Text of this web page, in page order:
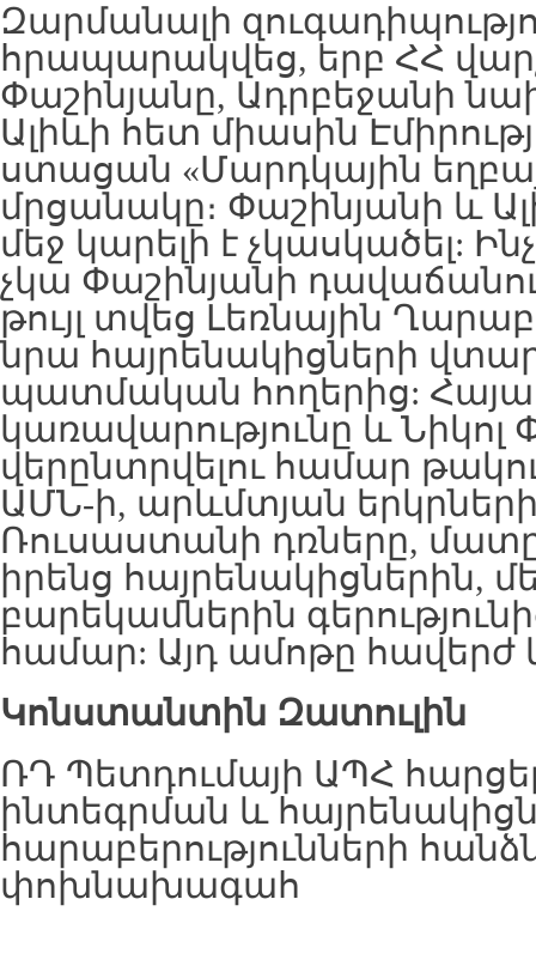
Զարմանալի
հրապարակվեց, երբ ՀՀ
Փաշինյանը, Ադրբեջանի
Ալիևի հետ միասին
ստացան «Մարդկային
մրցանակը։ Փաշինյանի և
մեջ կարելի է չկասկածել:
չկա Փաշինյանի
թույլ տվեց Լեռնային
նրա հայրենակիցների
պատմական հողերից:
կառավարությունը և Նիկոլ
վերընտրվելու համար
ԱՄՆ-ի, արևմտյան երկրների
Ռուսաստանի դռները,
իրենց հայրենակիցներին,
բարեկամներին
համար: Այդ ամոթը հավերժ
Կոնստանտին Զատուլին
ՌԴ Պետդումայի ԱՊՀ
ինտեգրման և
հարաբերությունների
փոխնախագահ